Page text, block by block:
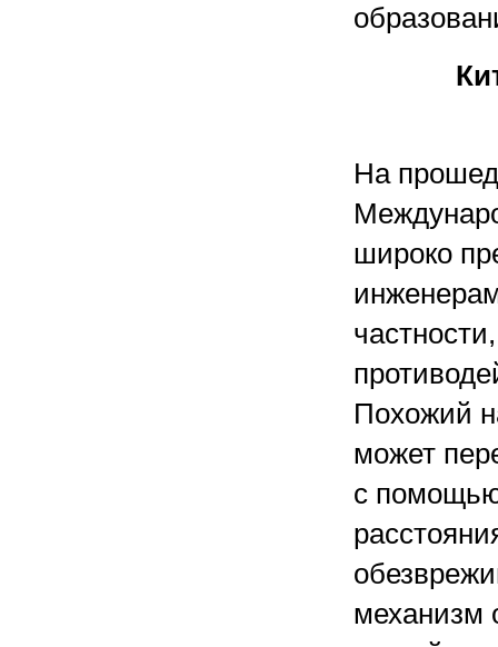
На
широко
Похожий
может
с помощью
механизм